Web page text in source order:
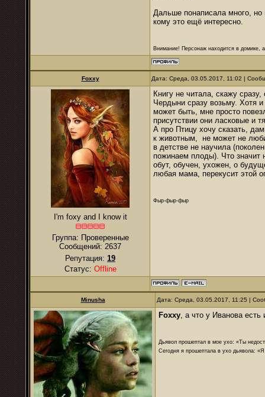
Дальше понаписала много, но
кому это ещё интересно.
Внимание! Персонаж находится в домике,
Foxxy Дата: Среда, 03.05.2017, 11:02 |
I'm foxy and I know it
Группа: Проверенные
Сообщений: 2637
Репутация: 19
Статус: Offline
Книгу не читала, скажу
Чердыни сразу возьму. Хотя
может быть, мне просто
присутствии они ласковые и
А про Птицу хочу сказать,
к животным, не может не
в детстве не научила
пожинаем плоды). Что значит
обут, обучен, ухожен, о
любая мама, перекусит этой
Фыр-фыр-фыр
Minusha Дата: Среда, 03.05.2017, 11:25 |
Foxxy, а что у Иванова есть
Дьявол прошептал в мое ухо: «Ты
Сегодня я прошептала в ухо дьявола: